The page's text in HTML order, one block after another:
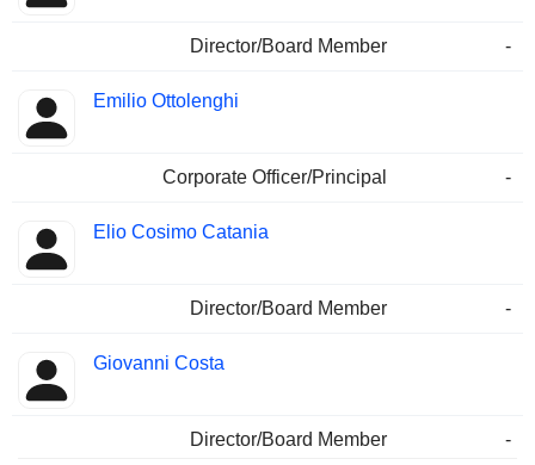
Director/Board Member -
Emilio Ottolenghi
Corporate Officer/Principal -
Elio Cosimo Catania
Director/Board Member -
Giovanni Costa
Director/Board Member
-